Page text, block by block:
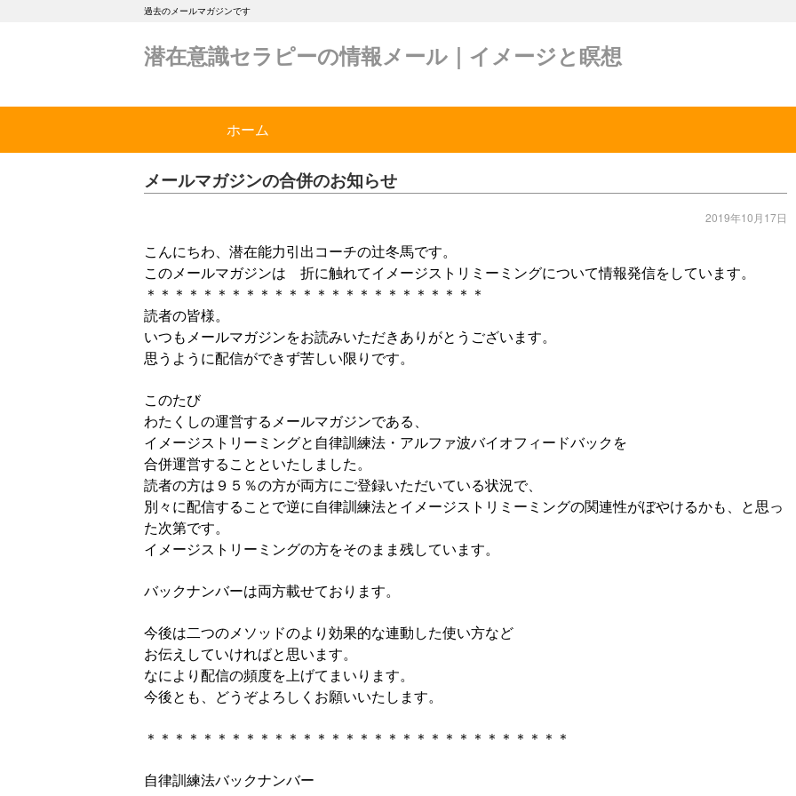
過去のメールマガジンです
潜在意識セラピーの情報メール｜イメージと瞑想
ホーム
メールマガジンの合併のお知らせ
2019年10月17日
こんにちわ、潜在能力引出コーチの辻冬馬です。
このメールマガジンは 折に触れてイメージストリミーミングについて情報発信をしています。
＊＊＊＊＊＊＊＊＊＊＊＊＊＊＊＊＊＊＊＊＊＊＊＊
読者の皆様。
いつもメールマガジンをお読みいただきありがとうございます。
思うように配信ができず苦しい限りです。
このたび
わたくしの運営するメールマガジンである、
イメージストリーミングと自律訓練法・アルファ波バイオフィードバックを
合併運営することといたしました。
読者の方は９５％の方が両方にご登録いただいている状況で、
別々に配信することで逆に自律訓練法とイメージストリミーミングの関連性がぼやけるかも、と思っ
た次第です。
イメージストリーミングの方をそのまま残しています。
バックナンバーは両方載せております。
今後は二つのメソッドのより効果的な連動した使い方など
お伝えしていければと思います。
なにより配信の頻度を上げてまいります。
今後とも、どうぞよろしくお願いいたします。
＊＊＊＊＊＊＊＊＊＊＊＊＊＊＊＊＊＊＊＊＊＊＊＊＊＊＊＊＊＊
自律訓練法バックナンバー